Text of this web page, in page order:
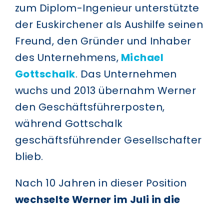
zum Diplom-Ingenieur unterstützte
der Euskirchener als Aushilfe seinen
Freund, den Gründer und Inhaber
des Unternehmens, Michael
Gottschalk. Das Unternehmen
wuchs und 2013 übernahm Werner
den Geschäftsführerposten,
während Gottschalk
geschäftsführender Gesellschafter
blieb.
Nach 10 Jahren in dieser Position
wechselte Werner im Juli in die